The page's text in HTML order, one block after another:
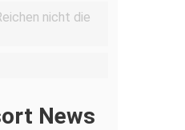
News